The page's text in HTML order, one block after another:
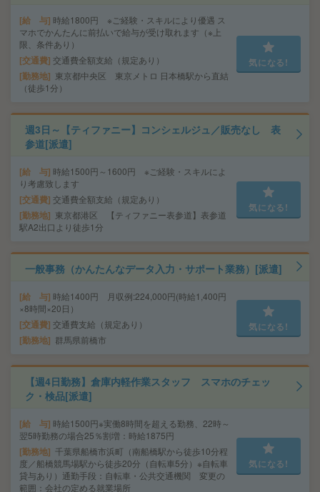
給 与 時給1800円 ※ご経験・スキルにより優遇 ス
マホでかんたんに前払いで給与が受け取れます（※上
限、条件あり）
交通費 交通費全額支給（規定あり）
勤務地
東京都中央区 東京メトロ 日本橋駅から直結
（徒歩1分）
気になる!
週3日～【ティファニー】コンシェルジュ／販売なし 表
参道[派遣]
給 与 時給1500円～1600円 ※ご経験・スキルによ
り考慮致します
交通費 交通費全額支給（規定あり）
勤務地
東京都港区 【ティファニー表参道】表参道
駅A2出口より徒歩1分
気になる!
一般事務（かんたんなデータ入力・サポート業務）[派遣]
給 与 時給1400円 月収例:224,000円(時給1,400円
×8時間×20日）
交通費 交通費支給（規定あり）
勤務地 群馬県前橋市
気になる!
【週4日勤務】倉庫内軽作業スタッフ スマホのチェッ
ク・検品[派遣]
給 与 時給1500円※実働8時間を超える勤務、22時～
翌5時勤務の場合25％割増：時給1875円
勤務地 千葉県船橋市浜町（南船橋駅から徒歩10分程
度／船橋競馬場駅から徒歩20分（自転車5分）※自転車
貸与あり）通勤手段：自転車・公共交通機関 変更の
範囲：会社の定める就業場所
気になる!